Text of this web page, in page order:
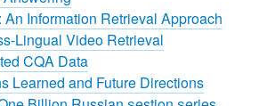
Information Retrieval Approach
Lingual Video Retrieval
CQA Data
Learned and Future Directions